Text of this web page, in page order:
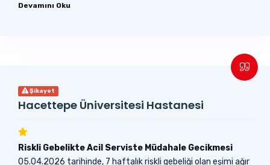
Devamını Oku
Şikayet
Hacettepe Üniversitesi Hastanesi
Riskli Gebelikte Acil Serviste Müdahale Gecikmesi
05.04.2026 tarihinde, 7 haftalık riskli gebeliği olan eşimi ağır